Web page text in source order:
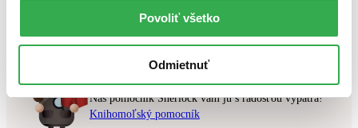
Povoliť všetko
Odmietnuť
vyhovujúci zadaným podmienkam.
Skúste prosím zmeniť vyhľadávaný výraz.
Chcete poradiť knihu?
Náš pomocník Sherlock vám ju s radosťou vypátra!
Knihomoľský pomocník